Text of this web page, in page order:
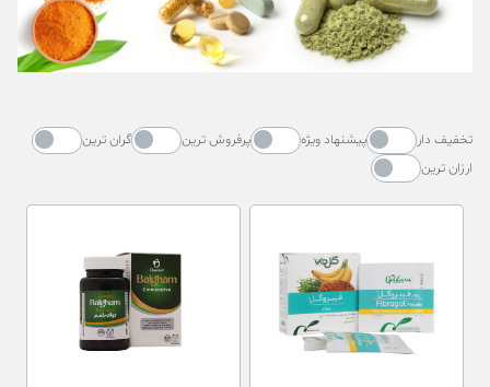
تخفیف دار پیشنهاد ویژه پرفروش ترین
گران ترین
ارزان ترین